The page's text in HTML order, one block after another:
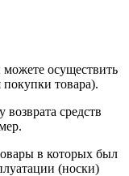
осуществить
покупки товара).
средств
в которых был
(носки)